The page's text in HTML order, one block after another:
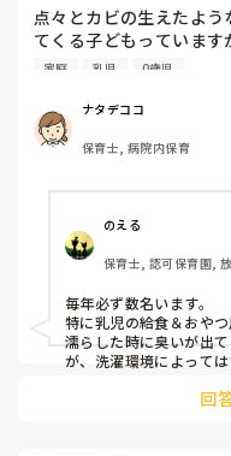
ようにしました！
年少さんに上がる頃に
てくれましたよ！
点々とカビの生えたよ
てくる子どもっています
を持たせてください。
当の本人には全く響かず
定期的に変えていつも
雑巾みたいなタオルの子。
家庭 乳児 0歳児
ナタデココ
保育士, 病院内保育
のえる
保育士, 認可保育園,
毎年必ず数名います。
特に乳児の給食＆おや
濡らした時に臭いが出
が、洗濯環境によって
ご家庭の事情もあるで
回